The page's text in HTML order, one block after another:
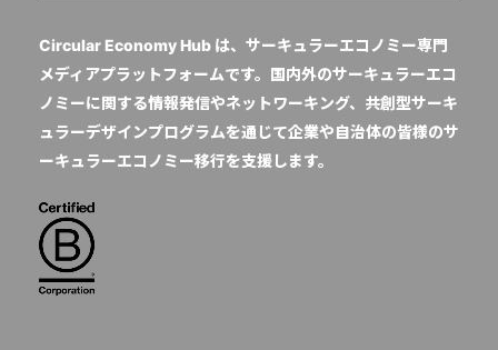
Circular Economy Hub は、サーキュラーエコノミー専門
メディアプラットフォームです。国内外のサーキュラーエコ
ノミーに関する情報発信やネットワーキング、共創型サーキ
ュラーデザインプログラムを通じて企業や自治体の皆様のサ
ーキュラーエコノミー移行を支援します。